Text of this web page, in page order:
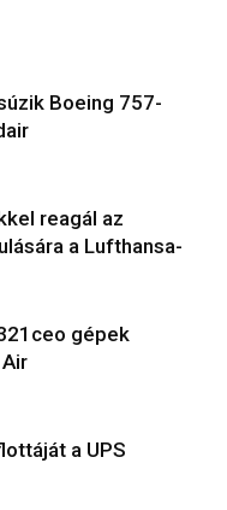
Boeing 757-
reagál az
a Lufthansa-
gépek
a UPS